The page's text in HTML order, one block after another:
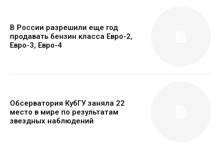
В России разрешили еще год
продавать бензин класса Евро-2,
Евро-3, Евро-4
Обсерватория КубГУ заняла 22
место в мире по результатам
звездных наблюдений